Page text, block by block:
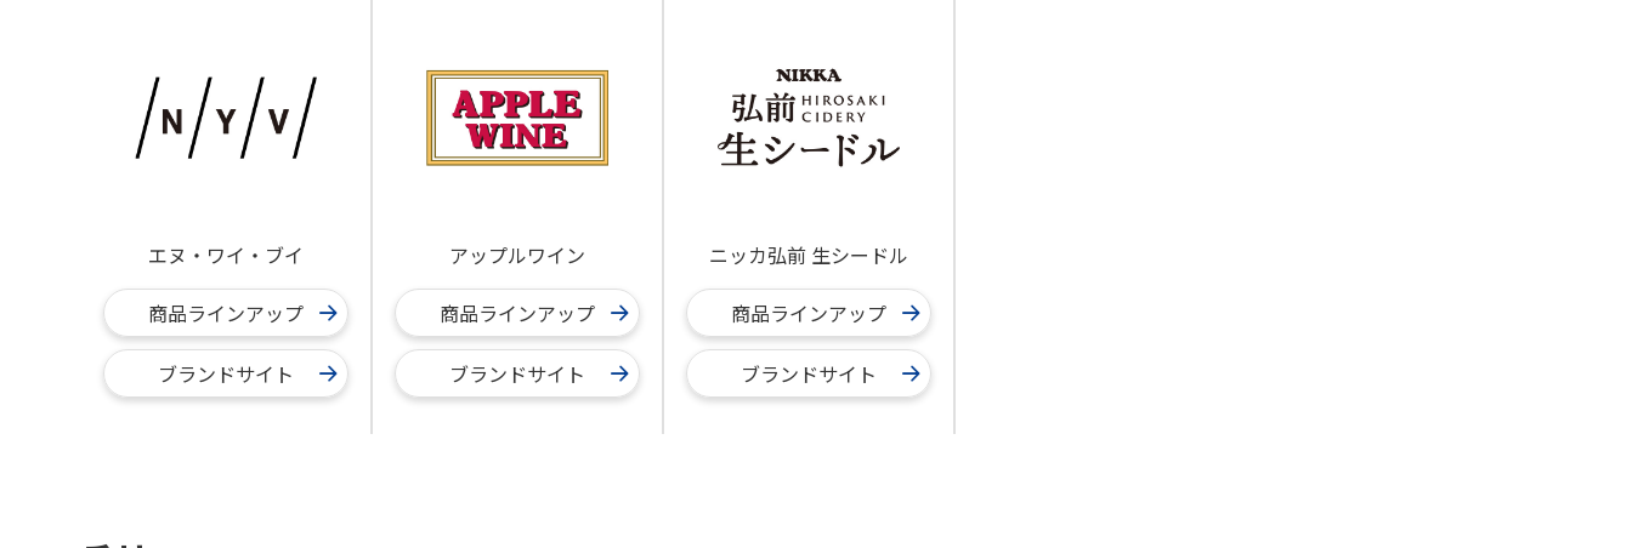
エヌ・ワイ・ブイ
商品ラインアップ
ブランドサイト
アップルワイン
商品ラインアップ
ブランドサイト
ニッカ弘前 生シードル
商品ラインアップ
ブランドサイト